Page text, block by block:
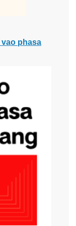
vao phasa